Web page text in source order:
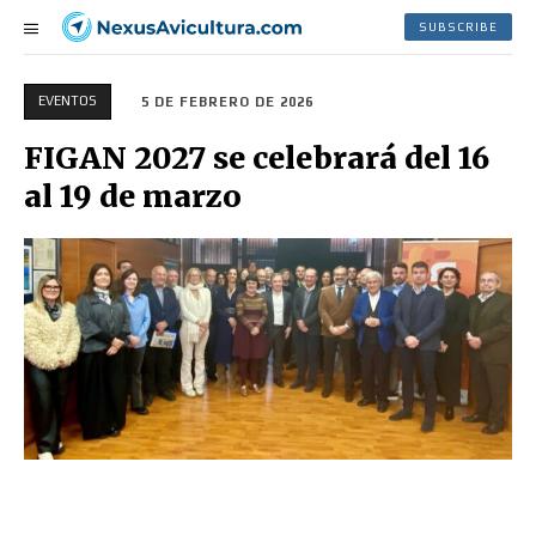
SUBSCRIBE
EVENTOS 5 DE FEBRERO DE 2026
FIGAN 2027 se celebrará del 16
al 19 de marzo